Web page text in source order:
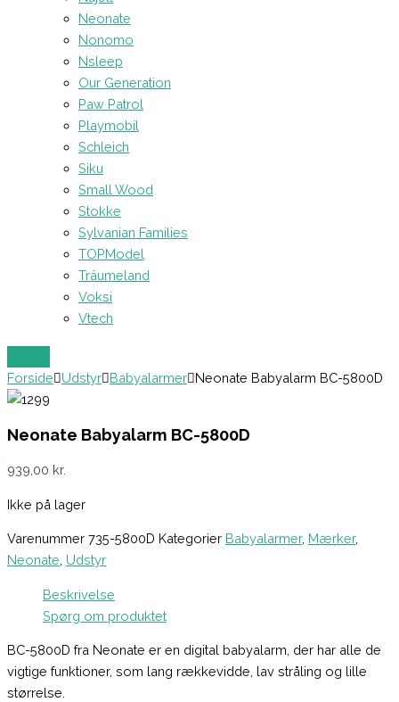
Neonate
Nonomo
Nsleep
Our Generation
Paw Patrol
Playmobil
Schleich
Siku
Small Wood
Stokke
Sylvanian Families
TOPModel
Träumeland
Voksi
Vtech
Forside Udstyr Babyalarmer Neonate Babyalarm BC-5800D
Neonate Babyalarm BC-5800D
939,00 kr.
Ikke på lager
Varenummer 735-5800D Kategorier Babyalarmer, Mærker,
Neonate Udstyr
Beskrivelse
Spørg om produktet
BC-5800D fra Neonate er en digital babyalarm, der har alle de
vigtige funktioner, som lang rækkevidde, lav stråling og lille
størrelse.